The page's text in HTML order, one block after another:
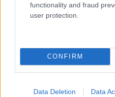
functionality and fraud
user protection.
CONFIRM
Data Deletion Data
7,5
Nel verde del Parco Naturale
Valprato Soana (TO) - 92.7km